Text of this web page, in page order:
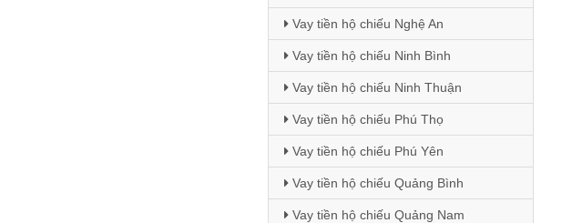
Vay tiền hộ chiếu Nghệ An
Vay tiền hộ chiếu Ninh Bình
Vay tiền hộ chiếu Ninh Thuận
Vay tiền hộ chiếu Phú Thọ
Vay tiền hộ chiếu Phú Yên
Vay tiền hộ chiếu Quảng Bình
Vay tiền hộ chiếu Quảng Nam